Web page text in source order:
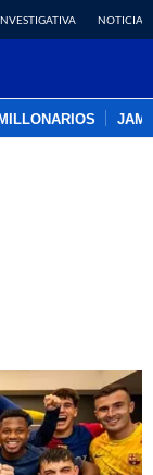
NOTICIAS